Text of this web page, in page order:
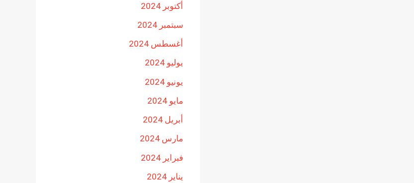
أكتوبر 2024
سبتمبر 2024
أغسطس 2024
يوليو 2024
يونيو 2024
مايو 2024
أبريل 2024
مارس 2024
فبراير 2024
يناير 2024